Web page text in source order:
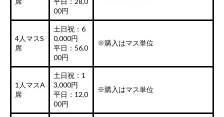
00円
4人マスS
席
土日祝：6
0,000円
平日：56,0
00円
※購入はマス単位
1人マスA
席
土日祝：1
3,000円
平日：12,0
00円
※購入はマス単位